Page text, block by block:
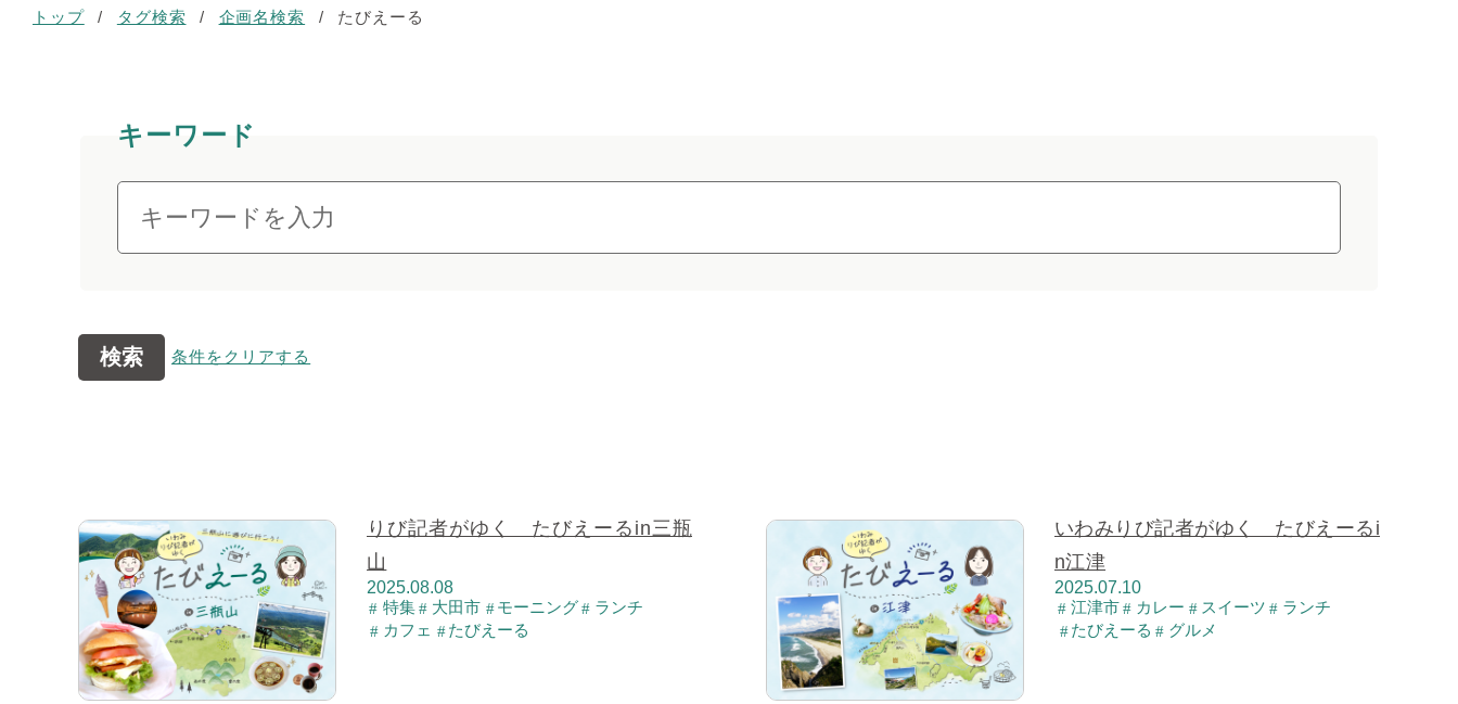
トップ / タグ検索 / 企画名検索 / たびえーる
キーワード
検索 条件をクリアする
りび記者がゆく たびえーるin三瓶
山
2025.08.08
特集 大田市 モーニング
ランチ
カフェ
たびえーる
いわみりび記者がゆく たびえーるi
n江津
2025.07.10
江津市 カレー スイーツ
ランチ
たびえーる
グルメ